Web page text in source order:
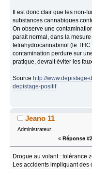
Il est donc clair que les non-
substances cannabiques
On observe une
parait normal, dans la
tetrahydrocannabinol (le
contamination perdure sur
pratique, devrait éviter les
Source http://
depistage-positif
Jeano 11
Administrateur
« Réponse
Drogue au volant :
Les accidents impliquant